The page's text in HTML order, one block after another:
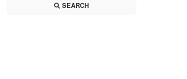
SEARCH